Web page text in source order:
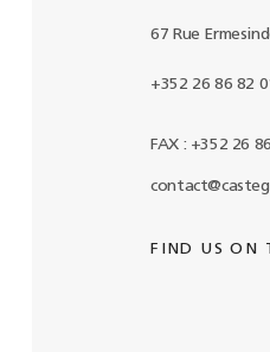
67 Rue
+352 26 86 82
FAX : +352 26
FIND US ON